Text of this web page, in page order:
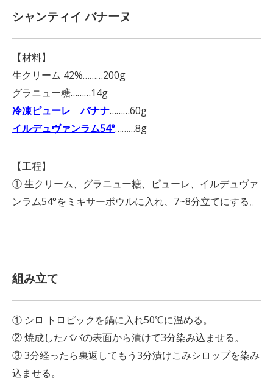
シャンティイ バナーヌ
【材料】
生クリーム 42%………200g
グラニュー糖………14g
冷凍ピューレ バナナ………60g
イルデュヴァンラム54°………8g
【工程】
① 生クリーム、グラニュー糖、ピューレ、イルデュヴァ
ンラム54°をミキサーボウルに入れ、7~8分立てにする。
組み立て
① シロ トロピックを鍋に入れ50℃に温める。
② 焼成したババの表面から漬けて3分染み込ませる。
③ 3分経ったら裏返してもう3分漬けこみシロップを染み
込ませる。